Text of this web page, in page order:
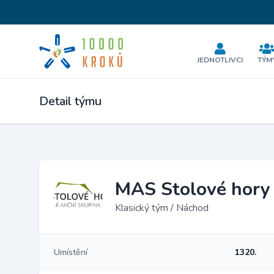
JEDNOTLIVCI
Detail týmu
MAS Stolové hory
Klasický tým / Náchod
Umístění 1320.